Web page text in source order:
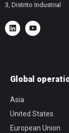
3, Distrito Industrial
Global
Asia
United States
European Union